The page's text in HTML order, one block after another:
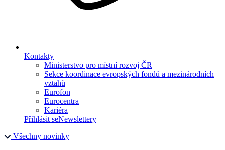
Kontakty
Ministerstvo pro místní rozvoj ČR
Sekce koordinace evropských fondů a mezinárodních
vztahů
Eurofon
Eurocentra
Kariéra
Přihlásit seNewslettery
Všechny novinky